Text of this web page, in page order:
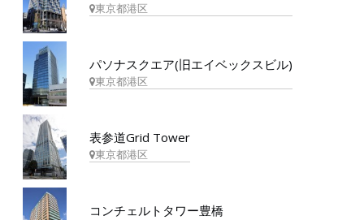
東京都港区
パソナスクエア(旧エイベックスビル)
東京都港区
表参道Grid Tower
東京都港区
コンチェルトタワー豊橋